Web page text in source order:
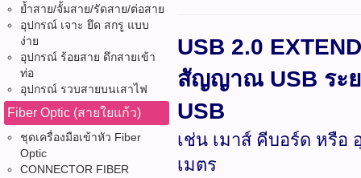
ย้ำสาย/จั้มสาย/รัดสาย/ต่อสาย
อุปกรณ์ เจาะ ยึด สกรู แบบ
ง่าย
อุปกรณ์ ร้อยสาย ดึกสายเข้า
ท่อ
อุปกรณ์ รวบสายบนเสาไฟ
Fiber Optic (สายใยแก้ว)
ชุดเครื่องมือเข้าหัว Fiber
Optic
CONNECTOR FIBER
USB 2.0
สัญญาณ USB ระ
USB
เช่น เมาส์ คีบอร์ด หรือ
เมตร